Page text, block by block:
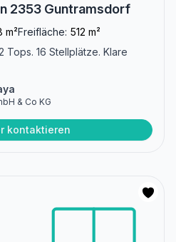
2353 Guntramsdorf
m²Freifläche: 512 m²
Tops. 16 Stellplätze. Klare
& Co KG
kontaktieren